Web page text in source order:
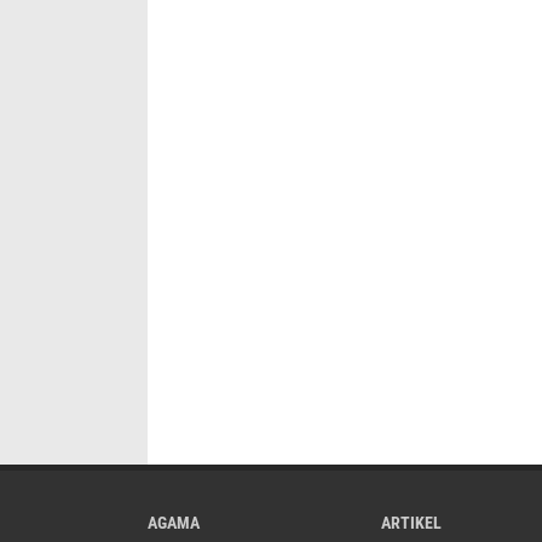
AGAMA ARTIKEL